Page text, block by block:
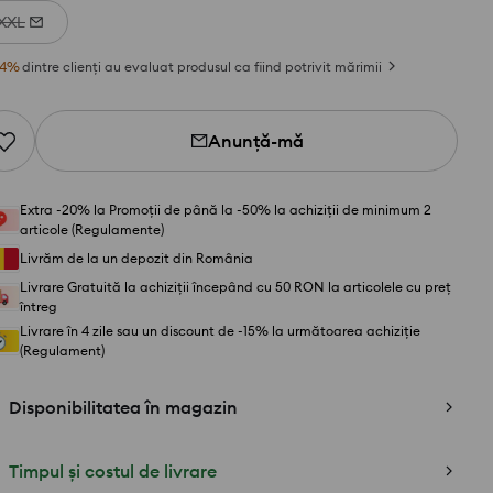
%dintre clienți au evaluat produsul ca fiind potrivit mărimii
Anunță-mă
Extra -20% la Promoții de până la -50% la achiziții de minimum 2
articole (Regulamente)
Livrăm de la un depozit din România
Livrare Gratuită la achiziții începând cu 50 RON la articolele cu preț
întreg
Livrare în 4 zile sau un discount de -15% la următoarea achiziție
(Regulament)
Disponibilitatea în magazin
Timpul și costul de livrare